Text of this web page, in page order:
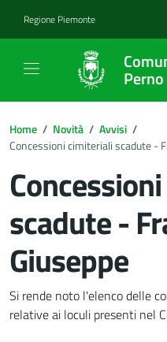
Regione Piemonte
Perno
Home / Novità / Avvisi /
Concessioni cimiteriali scadute -
scadute -
Giuseppe
Dettagli del
Si rende noto l'elenco delle
relative ai loculi presenti nel